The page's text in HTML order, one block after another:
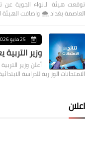
توقعت هيئة الانواء الجوية
العاصمة بغداد ⁦🌨️⁩ واضافت الهيئة ان غدا الاثنين …
25 مايو 2026
وزير التربية
أعلن وزير
الامتحانات الوزارية للدراسة
اعلان